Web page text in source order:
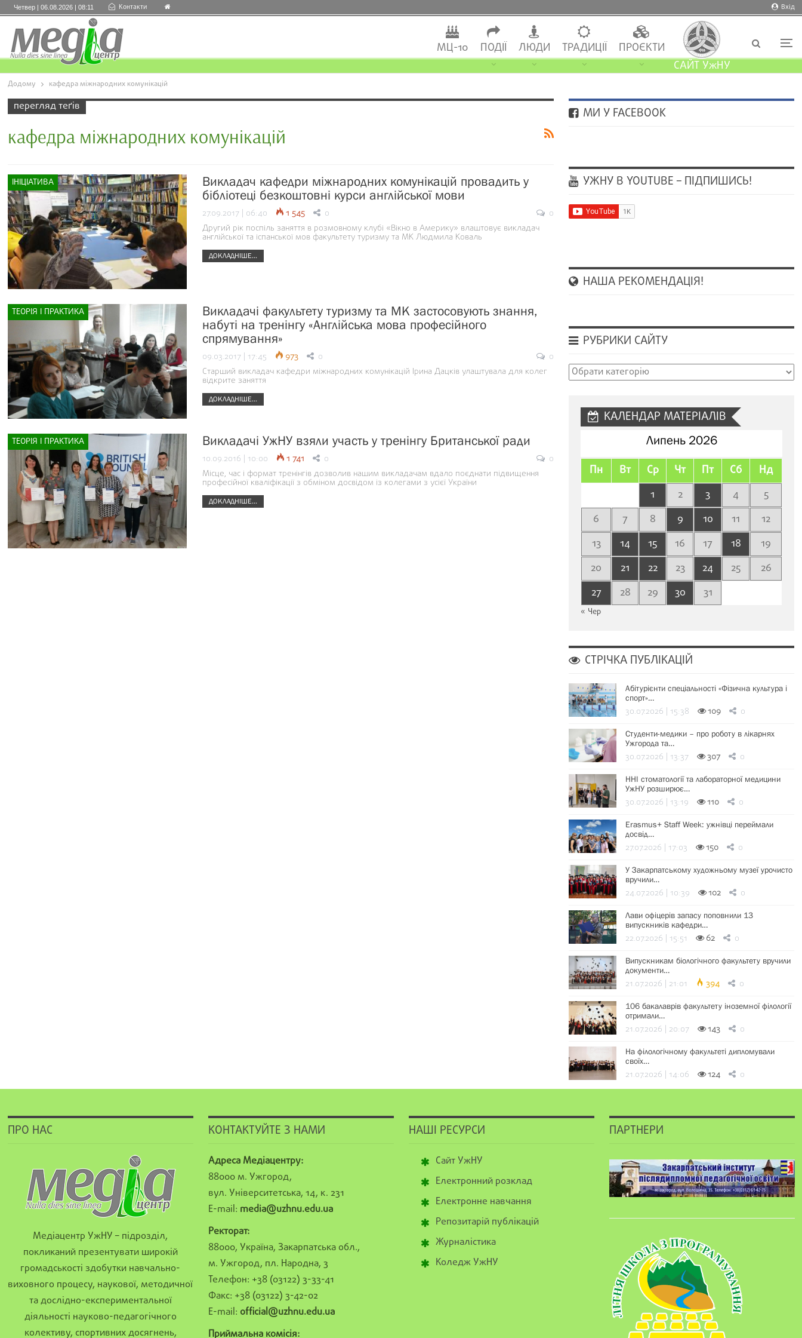
Вхід
Четвер | 06.08.2026 | 08:11 Контакти
МЦ-10 ПОДІЇ ЛЮДИ ТРАДИЦІЇ
ПРОЄКТИ
САЙТ УжНУ
Додому кафедра міжнародних комунікацій
перегляд теґів
кафедра міжнародних комунікацій
ІНІЦІАТИВА
Викладач кафедри міжнародних комунікацій провадить у
бібліотеці безкоштовні курси англійської мови
27.09.2017 | 06:40 1 545 0
0
Другий рік поспіль заняття в розмовному клубі «Вікно в Америку» влаштовує викладач
англійської та іспанської мов факультету туризму та МК Людмила Коваль
ДОКЛАДНІШЕ...
ТЕОРІЯ І ПРАКТИКА
Викладачі факультету туризму та МК застосовують знання,
набуті на тренінгу «Англійська мова професійного
спрямування»
09.03.2017 | 17:45 973 0
0
Старший викладач кафедри міжнародних комунікацій Ірина Дацків улаштувала для колег
відкрите заняття
ДОКЛАДНІШЕ...
ТЕОРІЯ І ПРАКТИКА Викладачі УжНУ взяли участь у тренінгу Британської ради
10.09.2016 | 10:00 1 741 0
0
Місце, час і формат тренінгів дозволив нашим викладачам вдало поєднати підвищення
професійної кваліфікації з обміном досвідом із колегами з усієї України
ДОКЛАДНІШЕ...
МИ У FACEBOOK
УЖНУ В YOUTUBE – ПІДПИШИСЬ!
НАША РЕКОМЕНДАЦІЯ!
РУБРИКИ САЙТУ
Рубрики
КАЛЕНДАР МАТЕРІАЛІВ
Липень 2026
Пн Вт Ср Чт Пт Сб Нд
1 2 3 4
5
6
7 8 9 10 11
12
13
14 15 16 17 18
19
20
21 22 23 24 25
26
27
28 29 30 31
« Чер
СТРІЧКА ПУБЛІКАЦІЙ
Абітурієнти спеціальності «Фізична культура і
спорт»…
30.07.2026 | 15:38 109 0
Студенти-медики – про роботу в лікарнях
Ужгорода та…
30.07.2026 | 13:37 307 0
ННІ стоматології та лабораторної медицини
УжНУ розширює…
30.07.2026 | 13:19 110 0
Erasmus+ Staff Week: ужнівці переймали
досвід…
27.07.2026 | 17:03 150 0
У Закарпатському художньому музеї урочисто
вручили…
24.07.2026 | 10:39 102 0
Лави офіцерів запасу поповнили 13
випускників кафедри…
22.07.2026 | 15:51 62 0
Випускникам біологічного факультету вручили
документи…
21.07.2026 | 21:01 394 0
106 бакалаврів факультету іноземної філології
отримали…
21.07.2026 | 20:07 143 0
На філологічному факультеті дипломували
своїх…
21.07.2026 | 14:06 124 0
ПРО НАС
Медіацентр УжНУ – підрозділ,
покликаний презентувати широкій
громадськості здобутки навчально-
виховного процесу, наукової, методичної
та дослідно-експериментальної
діяльності науково-педагогічного
колективу, спортивних досягнень,
КОНТАКТУЙТЕ З НАМИ
Адреса Медіацентру:
88000 м. Ужгород,
вул. Університетська, 14, к. 231
E-mail: media@uzhnu.edu.ua
Ректорат:
88000, Україна, Закарпатська обл.,
м. Ужгород, пл. Народна, 3
Телефон: +38 (03122) 3-33-41
Факс: +38 (03122) 3-42-02
E-mail: official@uzhnu.edu.ua
Приймальна комісія:
НАШІ РЕСУРСИ
Сайт УжНУ
Електронний розклад
Електронне навчання
Репозитарій публікацій
Журналістика
Коледж УжНУ
ПАРТНЕРИ